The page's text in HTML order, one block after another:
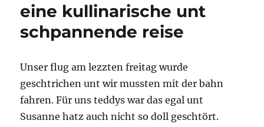
teddymagie!
Beiträge
Ende
eine kullinarische unt
schpannende reise
Unser flug am lezzten freitag wurde
geschtrichen unt wir mussten mit der bahn
fahren. Für uns teddys war das egal unt
Susanne hatz auch nicht so doll geschtört.